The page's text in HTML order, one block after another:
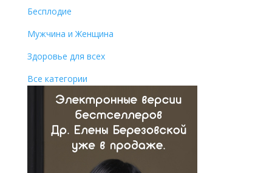
Бесплодие
Мужчина и Женщина
Здоровье для всех
Все категории